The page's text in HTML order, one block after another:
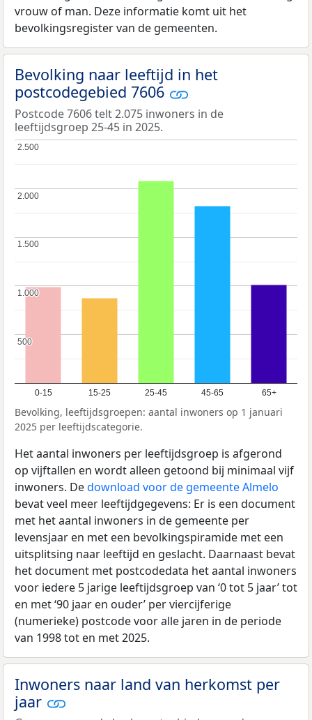
vrouw of man. Deze informatie komt uit het
bevolkingsregister van de gemeenten.
Bevolking naar leeftijd in het
postcodegebied 7606
Postcode 7606 telt 2.075 inwoners in de
leeftijdsgroep 25-45 in 2025.
0-15 15-25 25-45 45-65 65+
500
500
1.000
1.000
1.500
1.500
2.000
2.000
2.500
2.500
Bevolking, leeftijdsgroepen: aantal inwoners op 1 januari
2025 per leeftijdscategorie.
Het aantal inwoners per leeftijdsgroep is afgerond
op vijftallen en wordt alleen getoond bij minimaal vijf
inwoners. Dedownload voor de gemeente Almelo
bevat veel meer leeftijdgegevens: Er is een document
met het aantal inwoners in de gemeente per
levensjaar en met een bevolkingspiramide met een
uitsplitsing naar leeftijd en geslacht. Daarnaast bevat
het document met postcodedata het aantal inwoners
voor iedere 5 jarige leeftijdsgroep van ‘0 tot 5 jaar’ tot
en met ‘90 jaar en ouder’ per viercijferige
(numerieke) postcode voor alle jaren in de periode
van 1998 tot en met 2025.
Inwoners naar land van herkomst per
jaar